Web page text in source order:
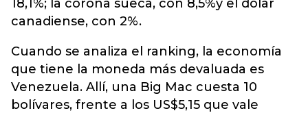
18,1%; la corona sueca, con 8,5%y el dólar
canadiense, con 2%.
Cuando se analiza el ranking, la economía
que tiene la moneda más devaluada es
Venezuela. Allí, una Big Mac cuesta 10
bolívares, frente a los US$5,15 que vale